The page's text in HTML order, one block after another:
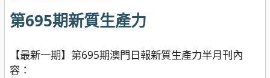
第695期新質生產力
【最新一期】第695期澳門日報新質生產力半月刊內
容：